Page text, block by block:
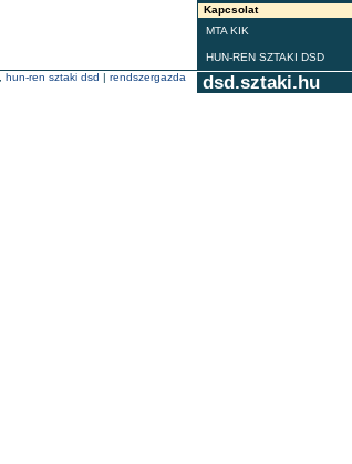
Kapcsolat
MTA KIK
HUN-REN SZTAKI DSD
dsd.sztaki.hu
hun-ren sztaki dsd | rendszergazda